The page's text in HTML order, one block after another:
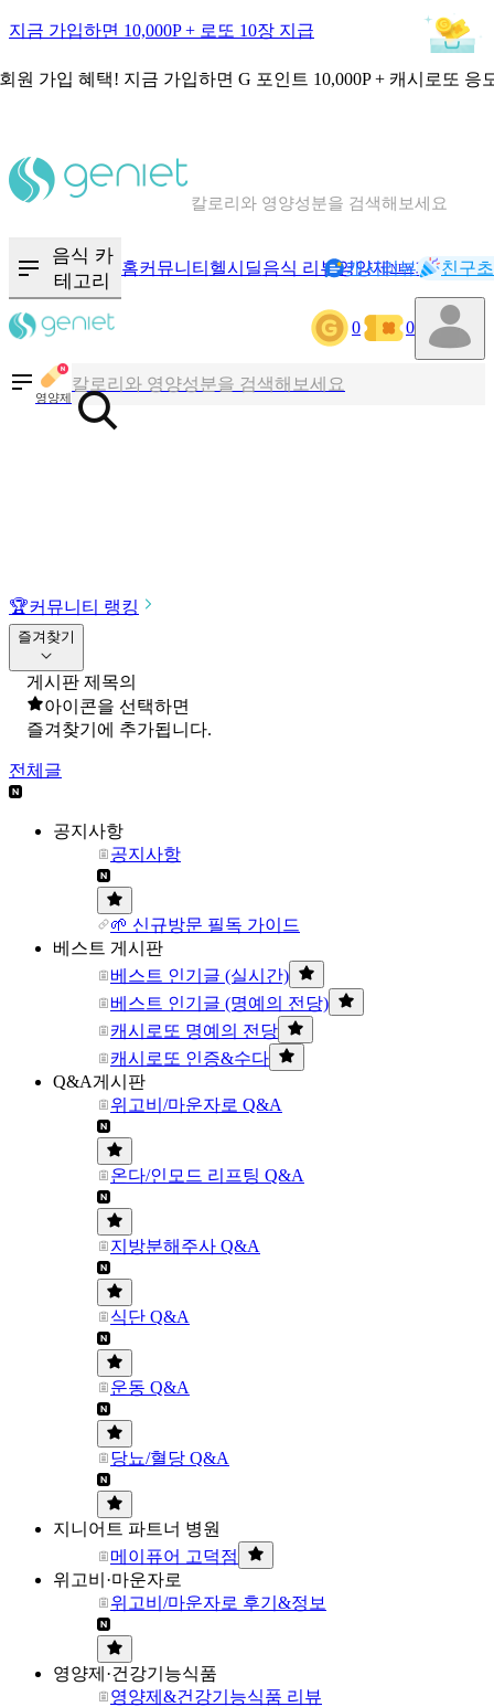
지금 가입하면 10,000P + 로또 10장 지급
원 가입 혜택! 지금 가입하면 G 포인트 10,000P + 캐시로또 응
혈당 · 다이어트 음식 검색해보세요
음식 카
테고리
홈커뮤니티 헬시딜음식 리뷰영양제NEW기록
캐시리뷰 친구
0 0
영양제
칼로리와 영양성분을 검색해보세요
혈당 · 다이어트 음식 검색해보세요
음식 · 영양제 리뷰를 찾아보세요
🏆커뮤니티 랭킹
즐겨찾기
게시판 제목의
아이콘을 선택하면
즐겨찾기에 추가됩니다.
전체글
공지사항
공지사항
🌱 신규방문 필독 가이드
베스트 게시판
베스트 인기글 (실시간)
베스트 인기글 (명예의 전당)
캐시로또 명예의 전당
캐시로또 인증&수다
Q&A게시판
위고비/마운자로 Q&A
온다/인모드 리프팅 Q&A
지방분해주사 Q&A
식단 Q&A
운동 Q&A
당뇨/혈당 Q&A
지니어트 파트너 병원
메이퓨어 고덕점
위고비·마운자로
위고비/마운자로 후기&정보
영양제·건강기능식품
영양제&건강기능식품 리뷰